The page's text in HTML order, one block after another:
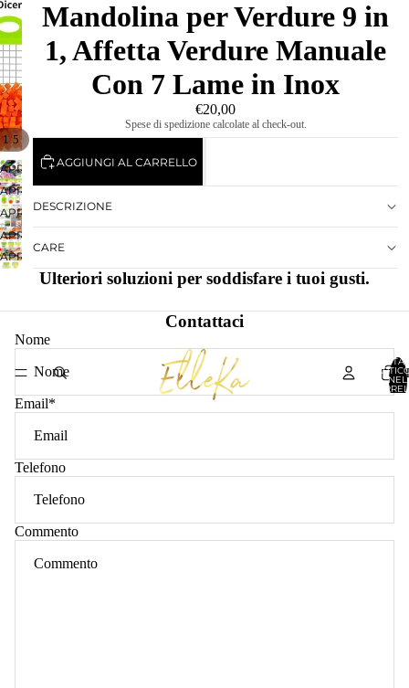
NEL
1 /5
APRI
IMMAGINE
A
SCHERMO
INTERO
APRI
IMMAGINE
A
SCHERMO
INTERO
APRI
IMMAGINE
A
SCHERMO
INTERO
APRI
IMMAGINE
A
SCHERMO
APRI
IMMAGINE
SCHERMO
Mandolina per Verdure 9 in
1, Affetta Verdure Manuale
Con 7 Lame in Inox
€20,00
Spese di spedizione calcolate al check-out.
AGGIUNGI AL CARRELLO
DESCRIZIONE
CARE
Ulteriori soluzioni per soddisfare i tuoi gusti.
Contattaci
Nome
Email*
Telefono
Commento